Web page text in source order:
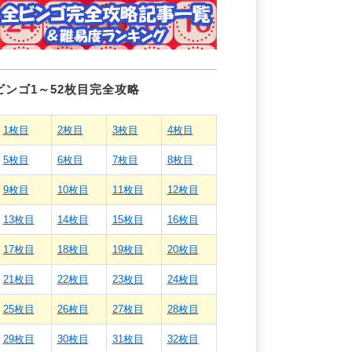
ンゴ1～52枚目完全攻略
1枚目 2枚目 3枚目 4枚目
5枚目 6枚目 7枚目 8枚目
9枚目 10枚目 11枚目 12枚目
13枚目 14枚目 15枚目 16枚目
17枚目 18枚目 19枚目 20枚目
21枚目 22枚目 23枚目 24枚目
25枚目 26枚目 27枚目 28枚目
29枚目 30枚目 31枚目 32枚目